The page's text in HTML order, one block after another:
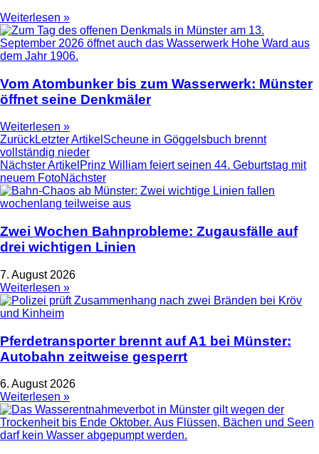
Weiterlesen »
Vom Atombunker bis zum Wasserwerk: Münster
öffnet seine Denkmäler
Weiterlesen »
ZurückLetzter Artikel Scheune in Göggelsbuch brennt
vollständig nieder
Nächster Artikel Prinz William feiert seinen 44. Geburtstag mit
neuem FotoNächster
Zwei Wochen Bahnprobleme: Zugausfälle auf
drei wichtigen Linien
7. August 2026
Weiterlesen »
Pferdetransporter brennt auf A1 bei Münster:
Autobahn zeitweise gesperrt
6. August 2026
Weiterlesen »